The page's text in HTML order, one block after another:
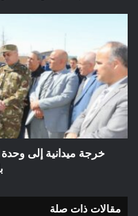
إلى
وحدة
الذبح
والقطع
الصناعي
للدواجن
بالمسيلة
خرجة ميدانية إلى
مقالات ذات صلة